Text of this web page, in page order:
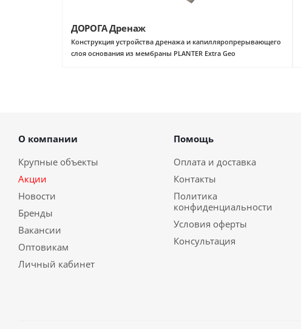
ДОРОГА Дренаж
Конструкция устройства дренажа и капилляропрерывающего
слоя основания из мембраны PLANTER Extra Geo
О компании
Крупные объекты
Акции
Новости
Бренды
Вакансии
Оптовикам
Личный кабинет
Помощь
Оплата и доставка
Контакты
Политика
конфиденциальности
Условия оферты
Консультация